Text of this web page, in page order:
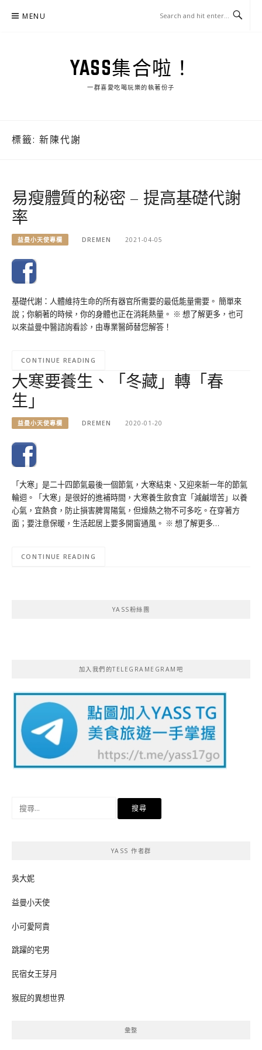
MENU
YASS集合啦！
一群喜愛吃喝玩樂的執著份子
標籤: 新陳代謝
易瘦體質的秘密 – 提高基礎代謝
率
益曼小天使專欄 DREMEN 2021-04-05
基礎代謝：人體維持生命的所有器官所需要的最低能量需要。 簡單來
說；你躺著的時候，你的身體也正在消耗熱量。 ※ 想了解更多，也可
以來益曼中醫諮詢看診，由專業醫師替您解答！
CONTINUE READING
大寒要養生、「冬藏」轉「春
生」
益曼小天使專欄 DREMEN 2020-01-20
「大寒」是二十四節氣最後一個節氣，大寒結束、又迎來新一年的節氣
輪迴。「大寒」是很好的進補時間，大寒養生飲食宜「減鹹增苦」以養
心氣，宜熱食，防止損害脾胃陽氣，但燥熱之物不可多吃。在穿著方
面；要注意保暖，生活起居上要多開窗通風。 ※ 想了解更多…
CONTINUE READING
YASS粉絲團
加入我們的TELEGRAMEGRAM吧
YASS 作者群
吳大妮
益曼小天使
小可愛阿貴
跳躍的宅男
民宿女王芽月
猴屁的異想世界
彙整